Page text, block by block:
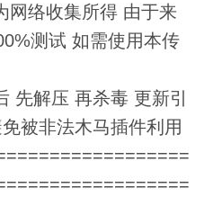
网络收集所得 由于来
测试 如需使用本传
先解压 再杀毒 更新引
被非法木马插件利用